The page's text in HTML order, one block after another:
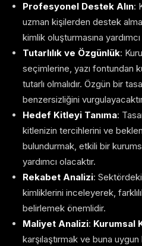
Profesyonel Destek Alın:
uzman kişilerden destek
kimlik oluşturmasına
Tutarlılık ve Özgünlük:
seçimlerine, yazı fontundan
tutarlı olmalıdır. Özgün bir
benzersizliğini
Hedef Kitleyi Tanıma:
kitlenizin tercihlerini ve
bulundurmak, etkili bir
yardımcı olacaktır.
Rekabet Analizi:
kimliklerini inceleyerek,
belirlemek önemlidir.
Maliyet Analizi: Kurumsal
karşılaştırmak ve buna